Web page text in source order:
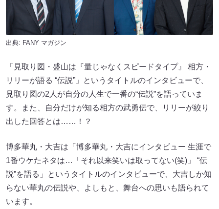
出典: FANY マガジン
「見取り図・盛山は『量じゃなくスピードタイプ』 相方・
リリーが語る “伝説”」というタイトルのインタビューで、
見取り図の2人が自分の人生で一番の“伝説”を語っていま
す。また、自分だけが知る相方の武勇伝で、リリーが絞り
出した回答とは……！？
博多華丸・大吉は「博多華丸・大吉にインタビュー 生涯で
1番ウケたネタは…「それ以来笑いは取ってない(笑)」 “伝
説”を語る」というタイトルのインタビューで、大吉しか知
らない華丸の伝説や、よしもと、舞台への思いも語られて
います。